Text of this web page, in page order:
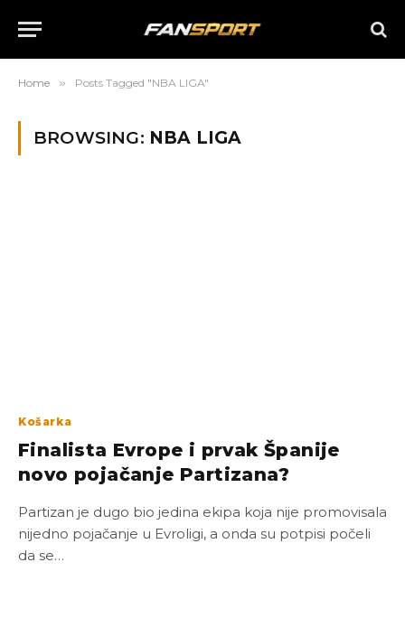
Home » Posts Tagged "NBA LIGA"
BROWSING: NBA LIGA
Košarka
Finalista Evrope i prvak Španije
novo pojačanje Partizana?
Partizan je dugo bio jedina ekipa koja nije promovisala
nijedno pojačanje u Evroligi, a onda su potpisi počeli
da se…